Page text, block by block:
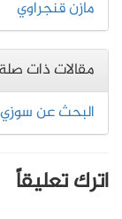
مازن قنجراوي
مقالات ذات صلة
البحث عن
اترك تعليقاً